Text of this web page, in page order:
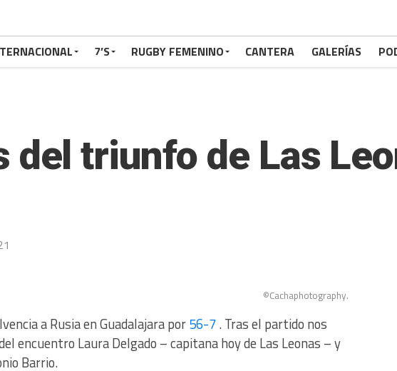
7’S RUGBY FEMENINO CANTERA GALERÍAS
del triunfo de Las
©Cachaphotography.
a Rusia en Guadalajara por56-7. Tras el partido nos
encuentro Laura Delgado – capitana hoy de Las Leonas – y
Barrio.